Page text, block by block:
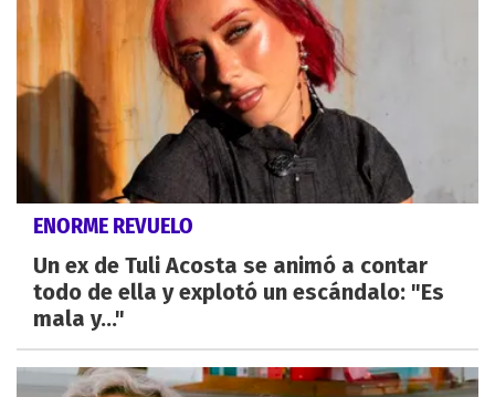
ENORME REVUELO
Un ex de Tuli Acosta se animó a contar
todo de ella y explotó un escándalo: "Es
mala y..."